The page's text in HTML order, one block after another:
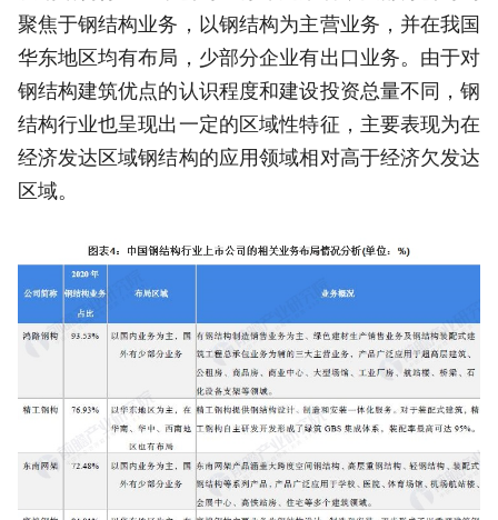
聚焦于钢结构业务，以钢结构为主营业务，并在我国
华东地区均有布局，少部分企业有出口业务。由于对
钢结构建筑优点的认识程度和建设投资总量不同，钢
结构行业也呈现出一定的区域性特征，主要表现为在
经济发达区域钢结构的应用领域相对高于经济欠发达
区域。